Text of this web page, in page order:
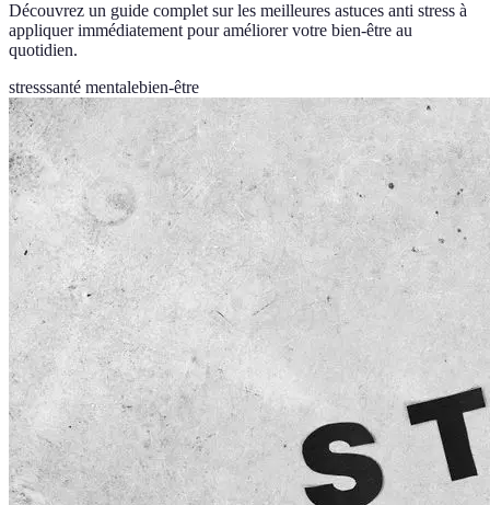
Découvrez un guide complet sur les meilleures astuces anti stress à
appliquer immédiatement pour améliorer votre bien-être au
quotidien.
stresssanté mentalebien-être